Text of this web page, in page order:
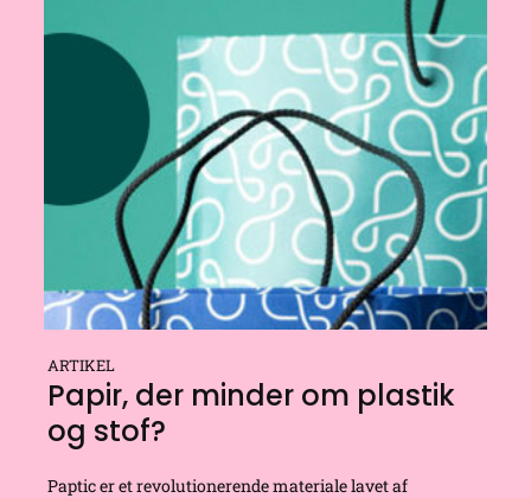
ARTIKEL
Papir, der minder om plastik
og stof?
Paptic er et revolutionerende materiale lavet af